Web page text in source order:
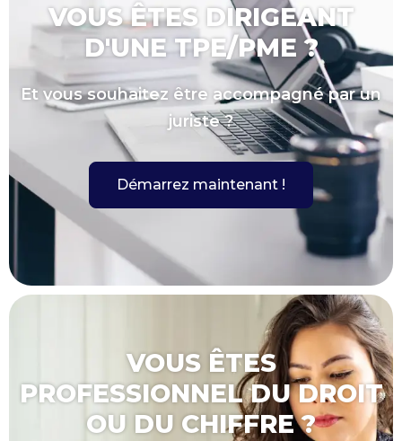
VOUS ÊTES DIRIGEANT
D'UNE TPE/PME ?
Et vous souhaitez être accompagné par un
juriste ?
Démarrez maintenant !
VOUS ÊTES
PROFESSIONNEL DU DROIT
OU DU CHIFFRE ?